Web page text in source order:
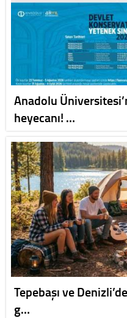
Anadolu
heyecanı! …
Tepebaşı ve
g…